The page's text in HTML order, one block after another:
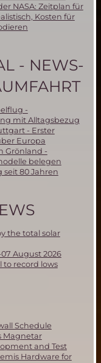
NASA: Zeitplan für
Kosten für
- NEWS-
-
mit Alltagsbezug
- Erster
Europa
Grönland -
belegen
seit 80 Jahren
the total solar
August 2026
to record lows
Schedule
Magnetar
and Test
Hardware for